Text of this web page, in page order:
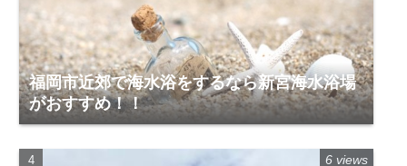
福岡市近郊で海水浴をするなら新宮海水浴場
がおすすめ！！
6 views